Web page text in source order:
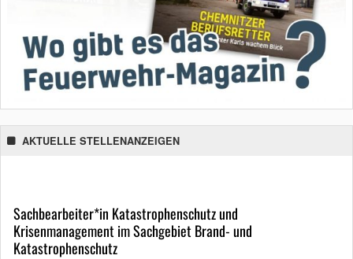
AKTUELLE STELLENANZEIGEN
Sachbearbeiter*in Katastrophenschutz und
Krisenmanagement im Sachgebiet Brand- und
Katastrophenschutz